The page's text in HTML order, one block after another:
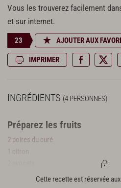
Vous les trouverez facilement
et sur internet.
23 AJOUTER AUX
IMPRIMER
INGRÉDIENTS (4 PERSONNES)
Préparez les fruits
2 poires du curé
1 citron
Préparez les légumes
Cette recette est réservée